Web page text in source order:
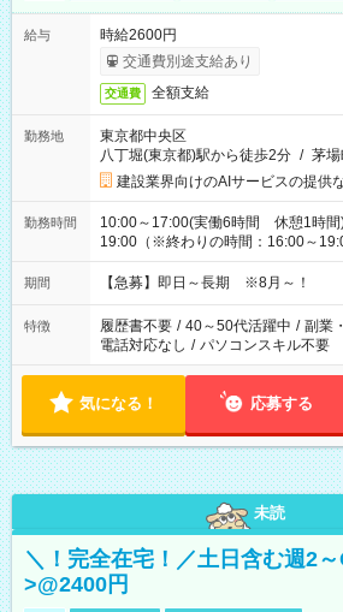
給与
時給2600円
交通費別途支給あり
交通費 全額支給
勤務地
東京都中央区
八丁堀(東京都)駅から徒歩2分 / 茅
建設業界向けのAIサービスの提供
勤務時間
10:00～17:00(実働6時間 休憩1時
19:00（※終わりの時間：16:00～
期間 【急募】即日～長期 ※8月～！
特徴 履歴書不要 / 40～50代活躍中 / 副業
電話対応なし / パソコンスキル不要
気になる！ 応募する
未読
＼！完全在宅！／土日含む週2
>@2400円